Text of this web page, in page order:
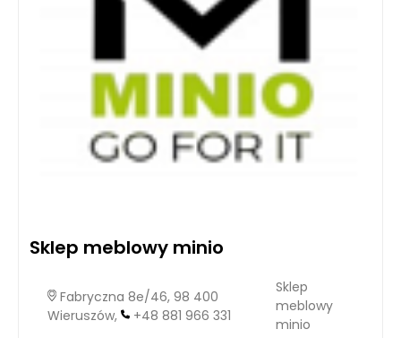
Sklep meblowy minio
Fabryczna 8e/46, 98 400
Wieruszów,
+48 881 966 331
Sklep
meblowy
minio